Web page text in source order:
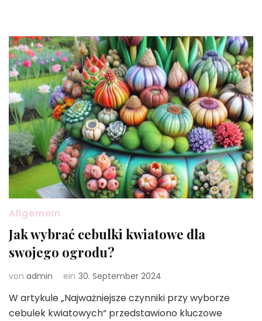
Allgemein
Jak wybrać cebulki kwiatowe dla
swojego ogrodu?
von admin ein 30. September 2024
W artykule „Najważniejsze czynniki przy wyborze
cebulek kwiatowych“ przedstawiono kluczowe